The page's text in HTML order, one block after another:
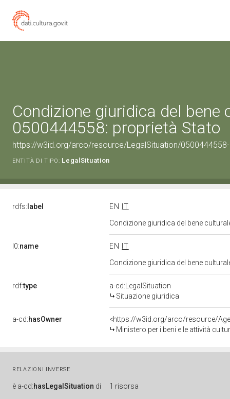
Condizione giuridica del bene
0500444558: proprietà Stato
https://w3id.org/arco/resource/LegalSituation/
ENTITÀ DI TIPO: LegalSituation
rdfs: label EN
IT
Condizione giuridica del bene
l0:name EN
IT
Condizione giuridica del bene
rdf:type
a-cd:LegalSituation
Situazione giuridica
a-cd:hasOwner
<https://w3id.org/arco/resource/
Ministero per i beni e le attività
RELAZIONI INVERSE
è a-cd:hasLegalSituation di 1 risorsa